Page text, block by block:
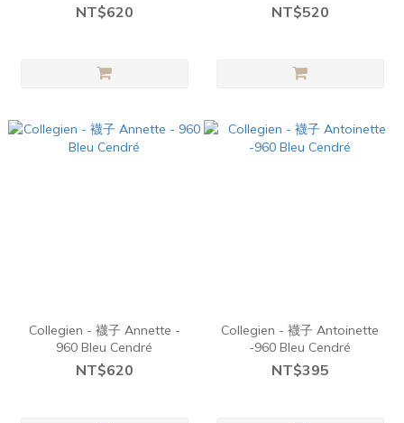
NT$620 NT$520
Collegien - 襪子 Annette -
960 Bleu Cendré
NT$620
Collegien - 襪子 Antoinette
-960 Bleu Cendré
NT$395